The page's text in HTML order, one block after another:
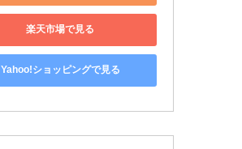
楽天市場で見る
Yahoo!ショッピングで見る